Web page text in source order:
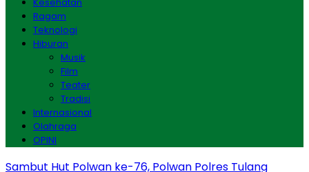
Ragam
Teknologi
Hiburan
Musik
Film
Teater
Tradisi
Internasional
Olahraga
OPINI
Sambut Hut Polwan ke-76, Polwan Polres Tulang